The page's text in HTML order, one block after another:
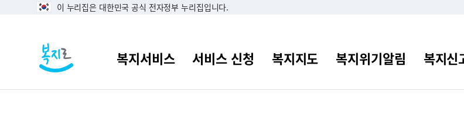
이 누리집은 대한민국 공식 전자정부 누리집입니다.